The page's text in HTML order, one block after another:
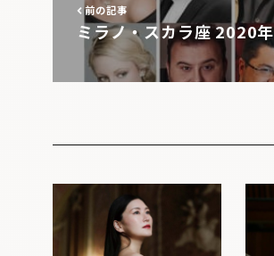
前の記事
ミラノ・スカラ座 2020